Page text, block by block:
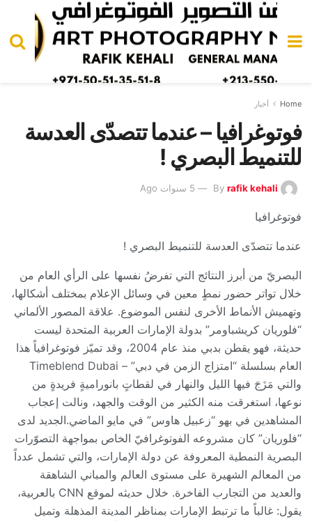
Home أخبار
فوتوغرافيا – عندما تتصدّى العدسة
للتنميط البصري !
By rafik kehali 5 سنوات Ago
فوتوغرافيا
عندما تتصدّى العدسة للتنميط البصري !
البصريّ من أبرز النتائج التي تفرضُ نفسها على الرأي العام من
خلال تواتر حضور نمطٍ معين في وسائل الإعلام بمختلف أشكالها،
وتهميش الأنماط الأخرى لنفس الموضوع. علاقة المصور الألماني
“فلوريان كريشباومر” بدولة الإمارات العربية المتحدة ليست
حديثة، فهو يقطن بدبي منذ عام 2004، وقد تميّز فوتوغرافياً هذا
العام بسلسلة “امتزاج الزمن في دبي” – Timeblend Dubai
والتي مَزَجَ فيها الليل والنهار في لقطاتٍ بانوراميةٍ فريدةٍ من
نوعها، استغرقت منه الكثير من الوقت والجهد، ونالت إعجاب
المشاهدين في بهو “زعبيل هاوس” في مايو الماضي.الجديد لدى
“فلوريان” كان مشروعه الفوتوغرافيّ الخاص بمواجهة التصوّرات
البصرية النمطية المعروفة عن دولة الإمارات، والتي تشمل عدداً
من المعالم الشهيرة على مستوى العالم والمباني الشاهقة
والعديد من التجارب الفاخرة. خلال حديثه لموقع CNN بالعربية،
يقول: غالباً ما ترتبط الإمارات بمناظر المدينة المذهلة وتميل